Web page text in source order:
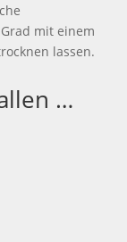
mit einem
lassen.
…